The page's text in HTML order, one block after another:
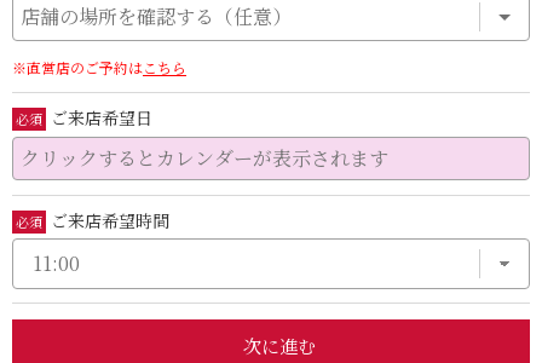
店舗の場所を確認する（任意）
※直営店のご予約はこちら
必須 ご来店希望日
必須 ご来店希望時間
次に進む